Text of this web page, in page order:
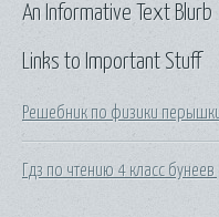
Links to Important Stuff
Решебник по физики
Гдз по чтению 4 класс
An Informative Text Blurb